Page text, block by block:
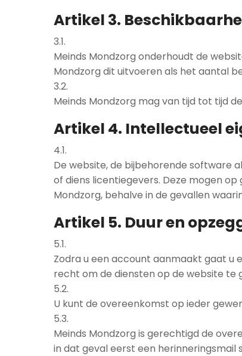
Artikel 3.
3.1.
Meinds Mondzorg onderhoudt de
Mondzorg dit uitvoeren als het aantal
3.2.
Meinds Mondzorg mag van tijd tot tijd
Artikel 4. Intellectueel
4.1.
De website, de bijbehorende software
of diens licentiegevers. Deze mogen
Mondzorg, behalve in de gevallen
Artikel 5. Duur en
5.1.
Zodra u een account aanmaakt gaat u
recht om de diensten op de website te
5.2.
U kunt de overeenkomst op ieder
5.3.
Meinds Mondzorg is gerechtigd de
in dat geval eerst een